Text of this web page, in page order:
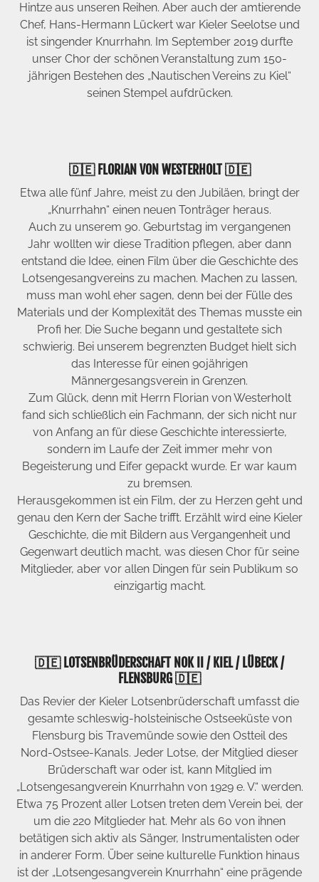
Hintze aus unseren Reihen. Aber auch der amtierende
Chef, Hans-Hermann Lückert war Kieler Seelotse und
ist singender Knurrhahn. Im September 2019 durfte
unser Chor der schönen Veranstaltung zum 150-
jährigen Bestehen des „Nautischen Vereins zu Kiel“
seinen Stempel aufdrücken.
🇩🇪 FLORIAN VON WESTERHOLT 🇩🇪
Etwa alle fünf Jahre, meist zu den Jubiläen, bringt der
„Knurrhahn“ einen neuen Tonträger heraus.
Auch zu unserem 90. Geburtstag im vergangenen
Jahr wollten wir diese Tradition pflegen, aber dann
entstand die Idee, einen Film über die Geschichte des
Lotsengesangvereins zu machen. Machen zu lassen,
muss man wohl eher sagen, denn bei der Fülle des
Materials und der Komplexität des Themas musste ein
Profi her. Die Suche begann und gestaltete sich
schwierig. Bei unserem begrenzten Budget hielt sich
das Interesse für einen 90jährigen
Männergesangsverein in Grenzen.
Zum Glück, denn mit Herrn Florian von Westerholt
fand sich schließlich ein Fachmann, der sich nicht nur
von Anfang an für diese Geschichte interessierte,
sondern im Laufe der Zeit immer mehr von
Begeisterung und Eifer gepackt wurde. Er war kaum
zu bremsen.
Herausgekommen ist ein Film, der zu Herzen geht und
genau den Kern der Sache trifft. Erzählt wird eine Kieler
Geschichte, die mit Bildern aus Vergangenheit und
Gegenwart deutlich macht, was diesen Chor für seine
Mitglieder, aber vor allen Dingen für sein Publikum so
einzigartig macht.
🇩🇪 LOTSENBRÜDERSCHAFT NOK II / KIEL / LÜBECK /
FLENSBURG 🇩🇪
Das Revier der Kieler Lotsenbrüderschaft umfasst die
gesamte schleswig-holsteinische Ostseeküste von
Flensburg bis Travemünde sowie den Ostteil des
Nord-Ostsee-Kanals. Jeder Lotse, der Mitglied dieser
Brüderschaft war oder ist, kann Mitglied im
„Lotsengesangverein Knurrhahn von 1929 e. V.“ werden.
Etwa 75 Prozent aller Lotsen treten dem Verein bei, der
um die 220 Mitglieder hat. Mehr als 60 von ihnen
betätigen sich aktiv als Sänger, Instrumentalisten oder
in anderer Form. Über seine kulturelle Funktion hinaus
ist der „Lotsengesangverein Knurrhahn“ eine prägende